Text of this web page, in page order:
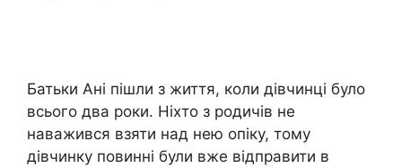
Батьки Ані пішли з життя, коли дівчинці було
всього два роки. Ніхто з родичів не
наважився взяти над нею опіку, тому
дівчинку повинні були вже відправити в